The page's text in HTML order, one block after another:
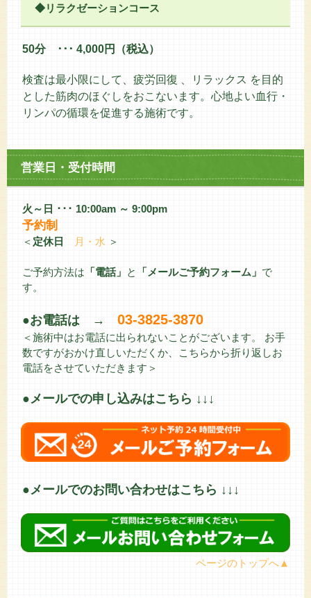
◆リラクゼーションコース
50分 ･･･ 4,000円（税込）
検査は最小限にして、疲労回復 、リラックス を目的
とした筋肉のほぐしをおこないます。心地よい血行・
リンパの循環を促進する施術です。
営業日・受付時間
火～日 ･･･ 10:00am ～ 9:00pm
予約制
＜ 定休日 月・水 ＞
ご予約方法は 「電話」 と 「メールご予約フォーム」 で
す。
●お電話は → 03-3825-3870
＜施術中はお電話に出られないことがございます。 お手
数ですがおかけ直しいただくか、こちらから折り返しお
電話をさせていただきます＞
●メールでの申し込みはこちら ↓↓↓
●メールでのお問い合わせはこちら ↓↓↓
ページのトップへ▲